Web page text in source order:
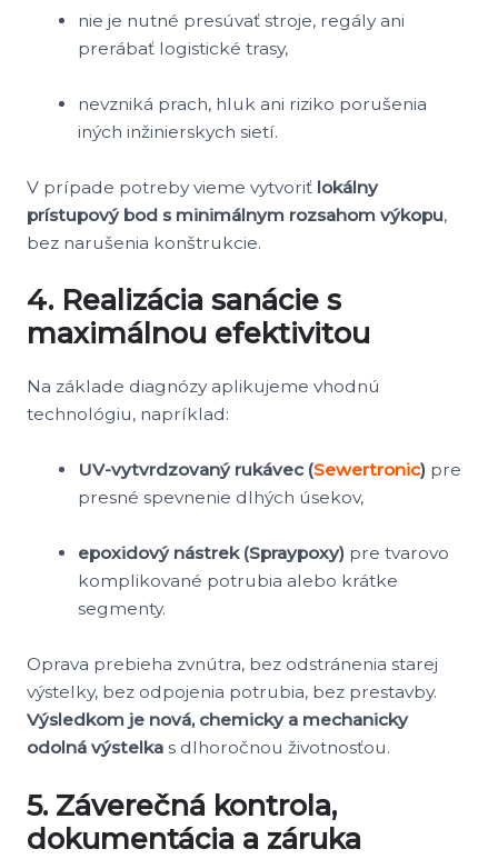
nie je nutné presúvať stroje, regály ani
prerábať logistické trasy,
nevzniká prach, hluk ani riziko porušenia
iných inžinierskych sietí.
V prípade potreby vieme vytvoriť lokálny
prístupový bod s minimálnym rozsahom výkopu,
bez narušenia konštrukcie.
4. Realizácia sanácie s
maximálnou efektivitou
Na základe diagnózy aplikujeme vhodnú
technológiu, napríklad:
UV-vytvrdzovaný rukávec (Sewertronic) pre
presné spevnenie dlhých úsekov,
epoxidový nástrek (Spraypoxy) pre tvarovo
komplikované potrubia alebo krátke
segmenty.
Oprava prebieha zvnútra, bez odstránenia starej
výstelky, bez odpojenia potrubia, bez prestavby.
Výsledkom je nová, chemicky a mechanicky
odolná výstelkas dlhoročnou životnosťou.
5. Záverečná kontrola,
dokumentácia a záruka